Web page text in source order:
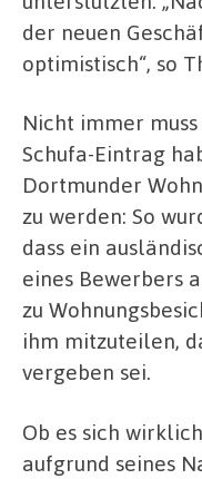
der neuen
optimistisch“, so
Nicht immer
Schufa-Eintrag
Dortmunder
zu werden: So
dass ein
eines Bewerbers
zu
ihm mitzuteilen,
vergeben sei.
Ob es sich
aufgrund seines